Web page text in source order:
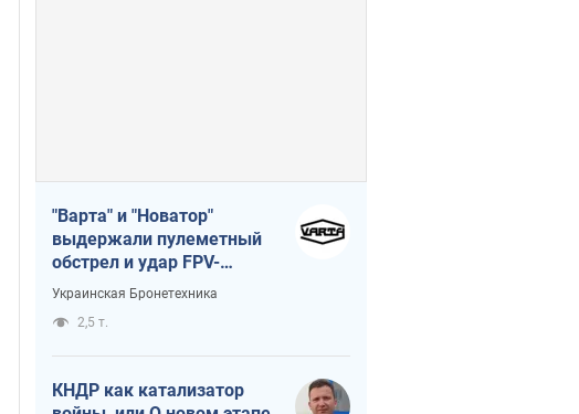
"Варта" и "Новатор"
выдержали пулеметный
обстрел и удар FPV-
дрона, сохранив жизнь
Украинская Бронетехника
2,5 т.
КНДР как катализатор